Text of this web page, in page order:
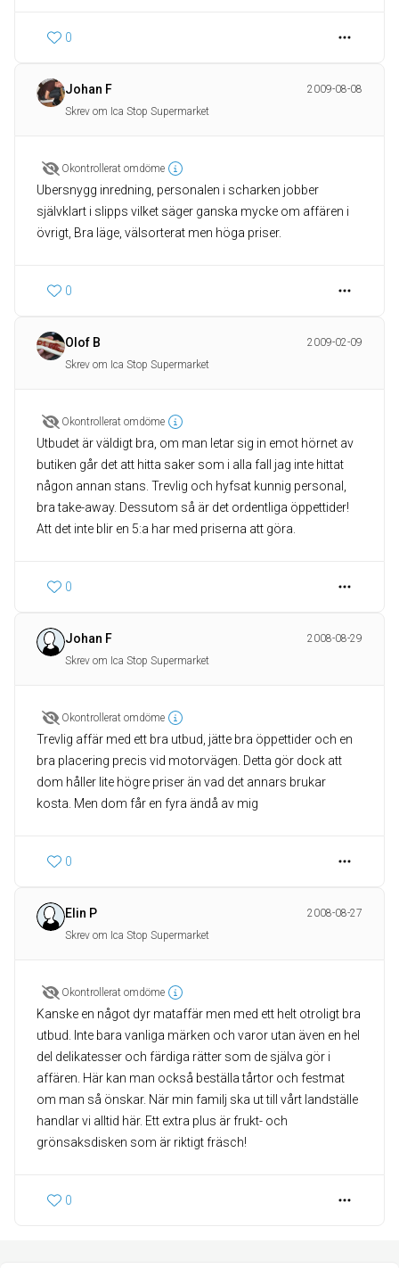
0
Johan F
2009-08-08
Skrev om Ica Stop Supermarket
Okontrollerat omdöme
Ubersnygg inredning, personalen i scharken jobber
självklart i slipps vilket säger ganska mycke om affären i
övrigt, Bra läge, välsorterat men höga priser.
0
Olof B
2009-02-09
Skrev om Ica Stop Supermarket
Okontrollerat omdöme
Utbudet är väldigt bra, om man letar sig in emot hörnet av
butiken går det att hitta saker som i alla fall jag inte hittat
någon annan stans. Trevlig och hyfsat kunnig personal,
bra take-away. Dessutom så är det ordentliga öppettider!
Att det inte blir en 5:a har med priserna att göra.
0
Johan F
2008-08-29
Skrev om Ica Stop Supermarket
Okontrollerat omdöme
Trevlig affär med ett bra utbud, jätte bra öppettider och en
bra placering precis vid motorvägen. Detta gör dock att
dom håller lite högre priser än vad det annars brukar
kosta. Men dom får en fyra ändå av mig
0
Elin P
2008-08-27
Skrev om Ica Stop Supermarket
Okontrollerat omdöme
Kanske en något dyr mataffär men med ett helt otroligt bra
utbud. Inte bara vanliga märken och varor utan även en hel
del delikatesser och färdiga rätter som de själva gör i
affären. Här kan man också beställa tårtor och festmat
om man så önskar. När min familj ska ut till vårt landställe
handlar vi alltid här. Ett extra plus är frukt- och
grönsaksdisken som är riktigt fräsch!
0